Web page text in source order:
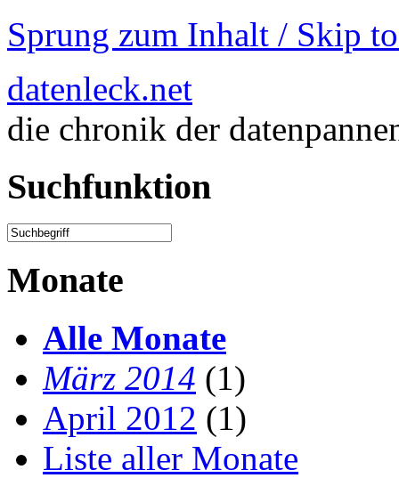
Sprung zum Inhalt / Skip
datenleck.net
die chronik der
Suchfunktion
Monate
Alle Monate
März 2014 (1)
April 2012 (1)
Liste aller Monate